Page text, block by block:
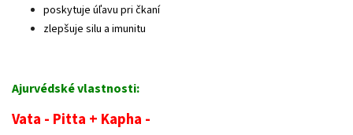
poskytuje úľavu pri čkaní
zlepšuje silu a imunitu
Ajurvédské vlastnosti:
Vata - Pitta + Kapha -